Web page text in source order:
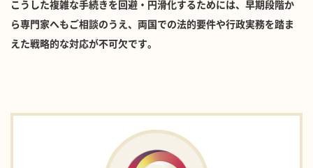
こうした複雑な手続きを回避・円滑化するためには、早期段階か
ら専門家へもご相談のうえ、両国での法的要件や行政実務を踏ま
えた戦略的な対応が不可欠です。